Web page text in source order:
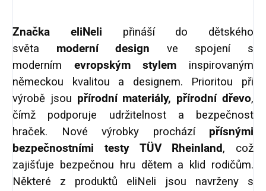
Značka eliNeli přináší do dětského
světa moderní design ve spojení s
moderním evropským stylem inspirovaným
německou kvalitou a designem. Prioritou při
výrobě jsou přírodní materiály, přírodní dřevo,
čímž podporuje udržitelnost a bezpečnost
hraček. Nové výrobky procházípřísnými
bezpečnostními testy TÜV Rheinland, což
zajišťuje bezpečnou hru dětem a klid rodičům.
Některé z produktů eliNeli jsou navrženy s